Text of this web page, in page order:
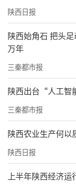
瓦刘墓地东汉纪年墓
陕西日报
陕西始角石 把头
万年
三秦都市报
陕西出台“人工智
三秦都市报
陕西农业生产何以
陕西日报
上半年陕西经济